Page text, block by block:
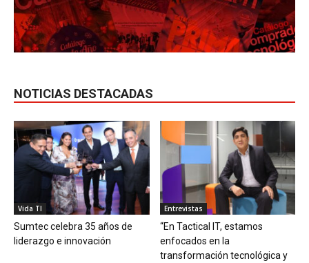
NOTICIAS DESTACADAS
Vida TI
Sumtec celebra 35 años de
liderazgo e innovación
Entrevistas
“En Tactical IT, estamos
enfocados en la
transformación tecnológica y